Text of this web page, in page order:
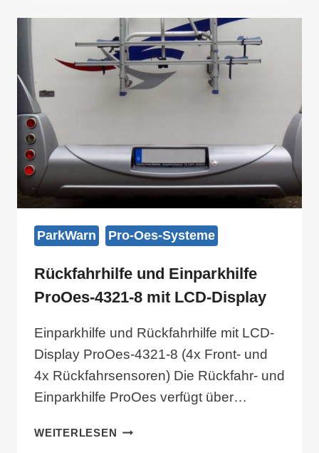
RÜCKFAHRHILFE
MIT
LED-
ANZEIGE
(VIER
ParkWarn Pro-Oes-Systeme
Rückfahrhilfe und Einparkhilfe
ProOes-4321-8 mit LCD-Display
Einparkhilfe und Rückfahrhilfe mit LCD-
Display ProOes-4321-8 (4x Front- und
4x Rückfahrsensoren) Die Rückfahr- und
Einparkhilfe ProOes verfügt über…
WEITERLESEN RÜCKFAHRHILFE